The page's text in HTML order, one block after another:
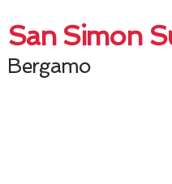
San Simon
Bergamo